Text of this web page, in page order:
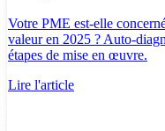
Votre PME est-elle
valeur en 2025 ? Auto-
étapes de mise en œuvre.
Lire l'article